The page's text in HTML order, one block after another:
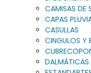
CAMISAS DE
CAPAS
CASULLAS
CINGULOS Y
DALMÁTICAS